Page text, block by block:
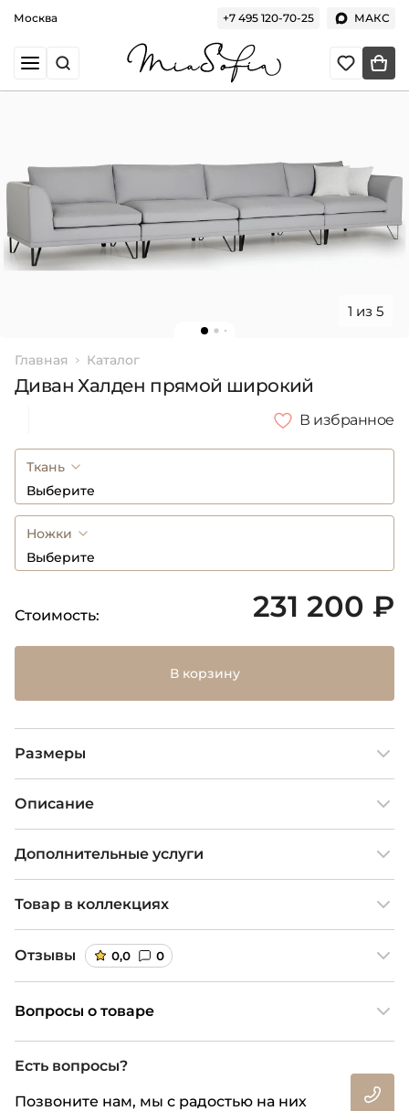
Москва +7 495 120-70-25 МАКС
1 из 5
Главная Каталог
Диван Халден прямой широкий
В избранное
Ткань
Выберите
Ножки
Выберите
Стоимость: 231 200 ₽
В корзину
Размеры
Описание
Дополнительные услуги
Товар в коллекциях
Отзывы 0,0 0
Вопросы о товаре
Есть вопросы?
Позвоните нам, мы с радостью на них